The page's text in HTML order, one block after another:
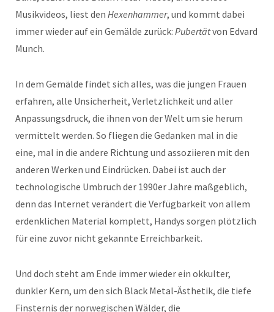
Musikvideos, liest den Hexenhammer, und kommt dabei
immer wieder auf ein Gemälde zurück: Pubertätvon Edvard
Munch.
In dem Gemälde findet sich alles, was die jungen Frauen
erfahren, alle Unsicherheit, Verletzlichkeit und aller
Anpassungsdruck, die ihnen von der Welt um sie herum
vermittelt werden. So fliegen die Gedanken mal in die
eine, mal in die andere Richtung und assoziieren mit den
anderen Werken und Eindrücken. Dabei ist auch der
technologische Umbruch der 1990er Jahre maßgeblich,
denn das Internet verändert die Verfügbarkeit von allem
erdenklichen Material komplett, Handys sorgen plötzlich
für eine zuvor nicht gekannte Erreichbarkeit.
Und doch steht am Ende immer wieder ein okkulter,
dunkler Kern, um den sich Black Metal-Ästhetik, die tiefe
Finsternis der norwegischen Wälder, die